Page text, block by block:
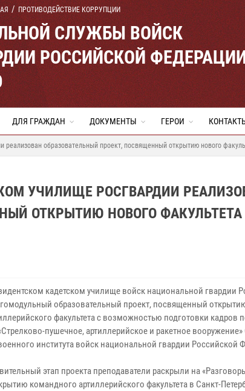
ПРОТИВОДЕЙСТВИЕ КОРРУПЦИИ
СЛУЖБЫ ВОЙСК
РОССИЙСКОЙ
ДЛЯ ГРАЖДАН ДОКУМЕНТЫ ГЕРОИ
образовательный проект, посвященный открытию нового
УЧИЛИЩЕ РОСГВАРДИИ
ОТКРЫТИЮ НОВОГО ФАКУЛЬТЕТА
кадетском училище войск национальной гвардии
образовательный проект, посвященный
факультета с возможностью подготовки кадров
пушечное, артиллерийское и ракетное вооружение»
института войск национальной гвардии Российской
этап проекта преподаватели раскрыли на
командного артиллерийского факультета в Санкт-